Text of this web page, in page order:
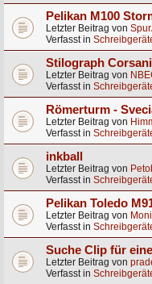
Pelikan M100
Letzter Beitrag von
Verfasst in
Stilograph
Letzter Beitrag von
Verfasst in
Römerturm -
Letzter Beitrag von
Verfasst in
inkball
Letzter Beitrag von
Verfasst in
Pelikan Toledo
Letzter Beitrag von
Verfasst in
Suche Clip für
Letzter Beitrag von
Verfasst in